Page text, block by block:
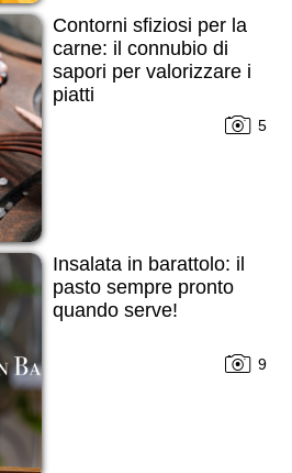
Contorni sfiziosi per la
carne: il connubio di
sapori per valorizzare i
piatti
5
Insalata in barattolo: il
pasto sempre pronto
quando serve!
9